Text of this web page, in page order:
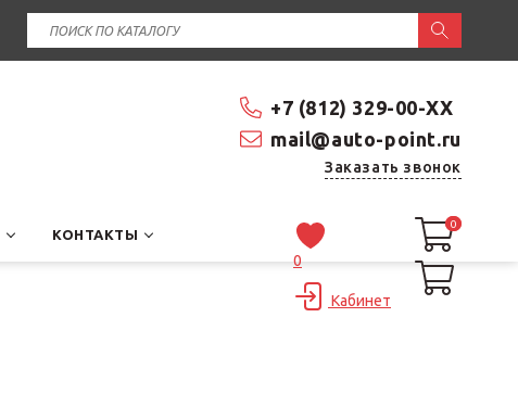
+7 (812) 329-00-XX
mail@auto-point.ru
Заказать звонок
КОНТАКТЫ
0
Кабинет
0
0